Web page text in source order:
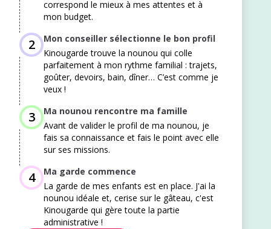
correspond le mieux à mes attentes et à
mon budget. ​
2
Mon conseiller sélectionne le bon profil
Kinougarde trouve la nounou qui colle
parfaitement à mon rythme familial : trajets,
goûter, devoirs, bain, dîner… C’est comme je
veux !
3
Ma nounou rencontre ma famille
Avant de valider le profil de ma nounou, je
fais sa connaissance et fais le point avec elle
sur ses missions.
4
Ma garde commence
La garde de mes enfants est en place. J'ai la
nounou idéale et, cerise sur le gâteau, c'est
Kinougarde qui gère toute la partie
administrative !